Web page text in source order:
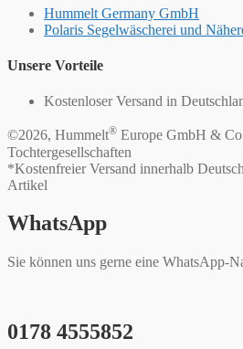
Hummelt Germany GmbH
Polaris Segelwäscherei und
Unsere Vorteile
Kostenloser Versand in
©2026, Hummelt® Europe GmbH &
Tochtergesellschaften
*Kostenfreier Versand innerhalb
Artikel
WhatsApp
Sie können uns gerne eine WhatsApp-
0178 4555852